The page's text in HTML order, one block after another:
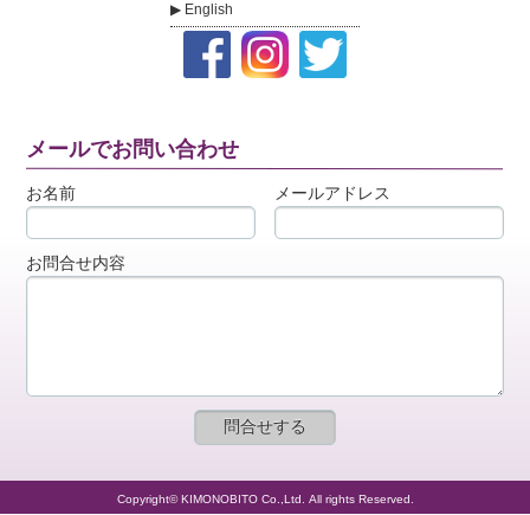
English
メールでお問い合わせ
お名前 メールアドレス
お問合せ内容
Copyright© KIMONOBITO Co.,Ltd. All rights Reserved.